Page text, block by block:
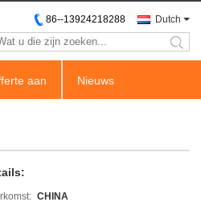
Dutch
86--13924218288
search
aan Nieuws
CHINA